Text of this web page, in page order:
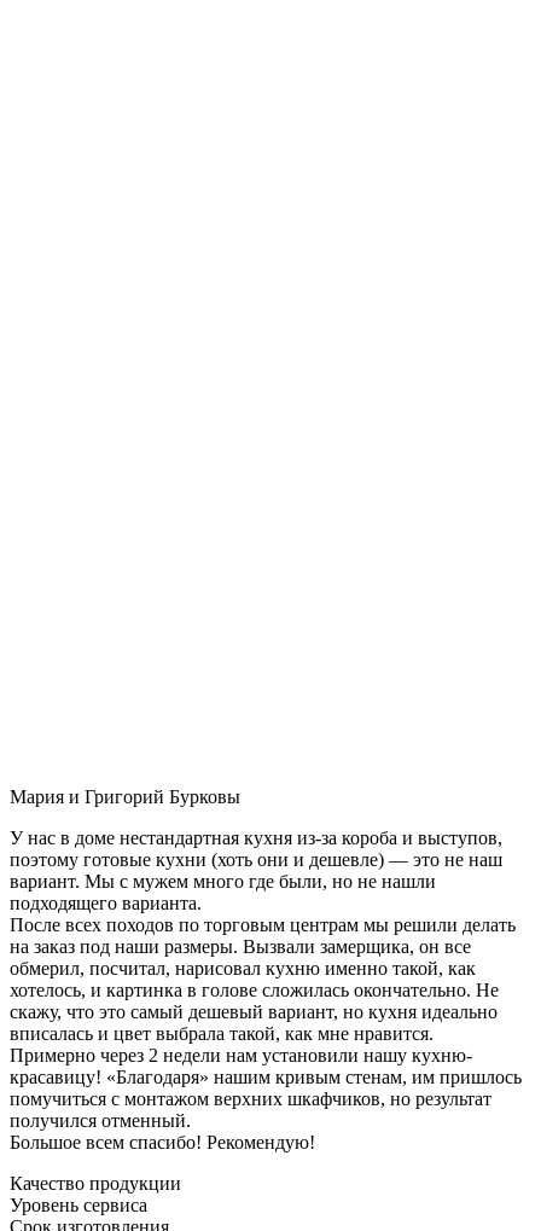
Мария и Григорий Бурковы
У нас в доме нестандартная кухня из-за короба и выступов,
поэтому готовые кухни (хоть они и дешевле) — это не наш
вариант. Мы с мужем много где были, но не нашли
подходящего варианта.
После всех походов по торговым центрам мы решили делать
на заказ под наши размеры. Вызвали замерщика, он все
обмерил, посчитал, нарисовал кухню именно такой, как
хотелось, и картинка в голове сложилась окончательно. Не
скажу, что это самый дешевый вариант, но кухня идеально
вписалась и цвет выбрала такой, как мне нравится.
Примерно через 2 недели нам установили нашу кухню-
красавицу! «Благодаря» нашим кривым стенам, им пришлось
помучиться с монтажом верхних шкафчиков, но результат
получился отменный.
Большое всем спасибо! Рекомендую!
Качество продукции
Уровень сервиса
Срок изготовления